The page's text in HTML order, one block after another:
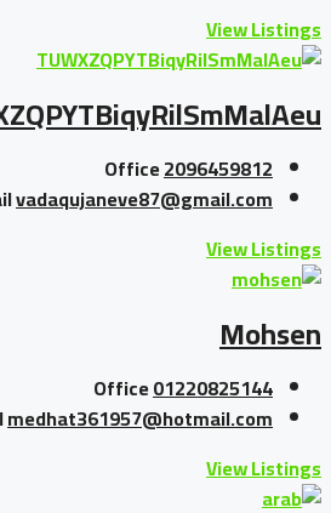
View Listings
Office2096459812
vadaqujaneve87@gmail.com
View Listings
Mohsen
Office01220825144
medhat361957@hotmail.com
View Listings